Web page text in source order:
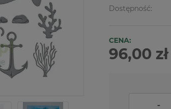
Dostępność:
CENA:
96,00 zł
-